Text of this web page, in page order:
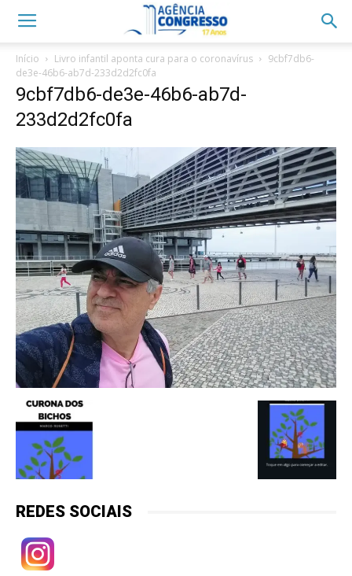
Início Livro infantil aponta cura para o coronavírus
9cbf7db6-
de3e-46b6-ab7d-233d2d2fc0fa
9cbf7db6-de3e-46b6-ab7d-
233d2d2fc0fa
REDES SOCIAIS